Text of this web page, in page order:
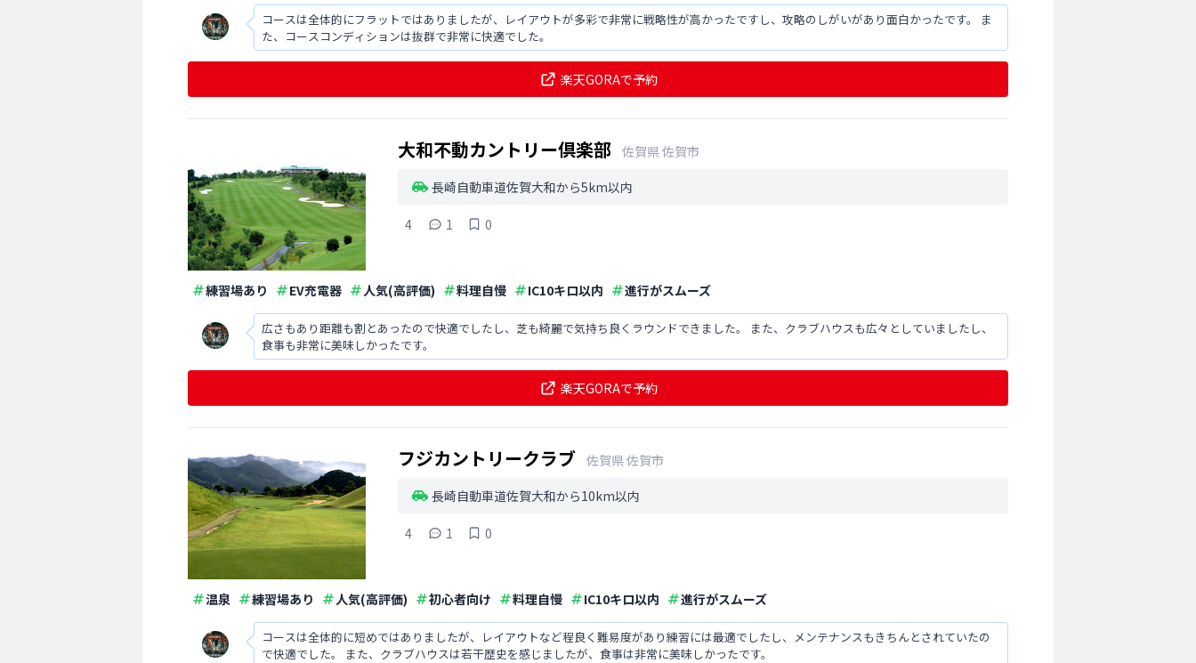
コースは全体的にフラットではありましたが、レイアウトが多彩で非常に戦略性が高かったですし、攻略のしがいがあり面白かったです。 ま
た、コースコンディションは抜群で非常に快適でした。
楽天GORAで予約
大和不動カントリー倶楽部 佐賀県佐賀市
長崎自動車道佐賀大和から5km以内
4 1 0
練習場あり EV充電器 人気(高評価) 料理自慢 IC10キロ以内 進行がスムーズ
広さもあり距離も割とあったので快適でしたし、芝も綺麗で気持ち良くラウンドできました。 また、クラブハウスも広々としていましたし、
食事も非常に美味しかったです。
楽天GORAで予約
フジカントリークラブ 佐賀県佐賀市
長崎自動車道佐賀大和から10km以内
4 1 0
温泉 練習場あり 人気(高評価) 初心者向け 料理自慢 IC10キロ以内 進行がスムーズ
コースは全体的に短めではありましたが、レイアウトなど程良く難易度があり練習には最適でしたし、メンテナンスもきちんとされていたの
で快適でした。 また、クラブハウスは若干歴史を感じましたが、食事は非常に美味しかったです。